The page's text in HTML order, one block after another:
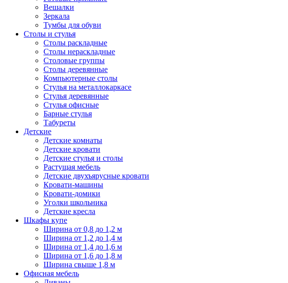
Вешалки
Зеркала
Тумбы для обуви
Столы и стулья
Столы раскладные
Столы нераскладные
Столовые группы
Столы деревянные
Компьютерные столы
Стулья на металлокаркасе
Стулья деревянные
Стулья офисные
Барные стулья
Табуреты
Детские
Детские комнаты
Детские кровати
Детские стулья и столы
Растущая мебель
Детские двухъярусные кровати
Кровати-машины
Кровати-домики
Уголки школьника
Детские кресла
Шкафы купе
Ширина от 0,8 до 1,2 м
Ширина от 1,2 до 1,4 м
Ширина от 1,4 до 1,6 м
Ширина от 1,6 до 1,8 м
Ширина свыше 1,8 м
Офисная мебель